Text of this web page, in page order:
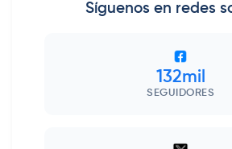
Síguenos en redes
132mil
SEGUIDORES